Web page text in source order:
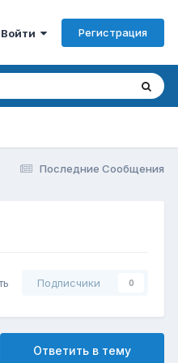
Регистрация
Последние Сообщения
Подписчики 0
Ответить в тему